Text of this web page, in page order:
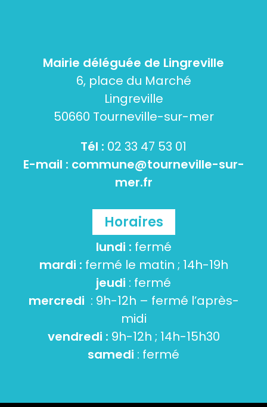
Mairie déléguée de Lingreville
6, place du Marché
Lingreville
50660 Tourneville-sur-mer
Tél : 02 33 47 53 01
E-mail : commune@tourneville-sur-
mer.fr
Horaires
lundi : fermé
mardi : fermé le matin ; 14h-19h
jeudi : fermé
mercredi : 9h-12h – fermé l’après-
midi
vendredi : 9h-12h ; 14h-15h30
samedi : fermé